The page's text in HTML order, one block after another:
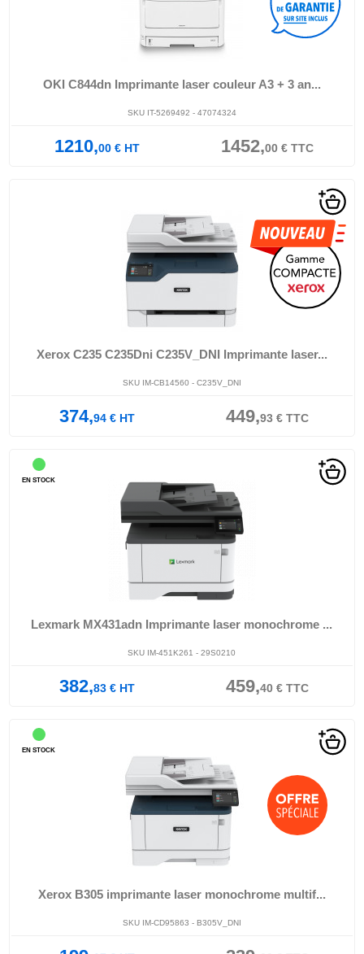
OKI C844dn Imprimante laser couleur A3 + 3 an...
SKU IT-5269492 - 47074324
1210,00€HT 1452,00€TTC
Xerox C235 C235Dni C235V_DNI Imprimante laser...
SKU IM-CB14560 - C235V_DNI
374,94€HT 449,93€TTC
Lexmark MX431adn Imprimante laser monochrome ...
SKU IM-451K261 - 29S0210
382,83€HT 459,40€TTC
EN STOCK
Xerox B305 imprimante laser monochrome multif...
SKU IM-CD95863 - B305V_DNI
EN STOCK